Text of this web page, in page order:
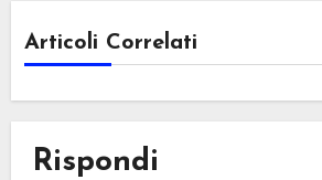
Articoli Correlati
Rispondi